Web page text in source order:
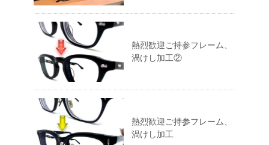
熱烈歓迎ご持参フレーム、
渦けし加工②
熱烈歓迎ご持参フレーム、
渦けし加工